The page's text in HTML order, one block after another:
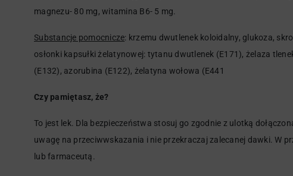
magnezu- 80 mg, witamina B6- 5 mg.
Substancje pomocnicze: krzemu dwutlenek koloidalny, glukoza,
osłonki kapsułki żelatynowej: tytanu dwutlenek (E171), żelaza
(E132), azorubina (E122), żelatyna wołowa (E441
Czy pamiętasz, że?
To jest lek. Dla bezpieczeństwa stosuj go zgodnie z ulotką
uwagę na przeciwwskazania i nie przekraczaj zalecanej dawki. W
lub farmaceutą.